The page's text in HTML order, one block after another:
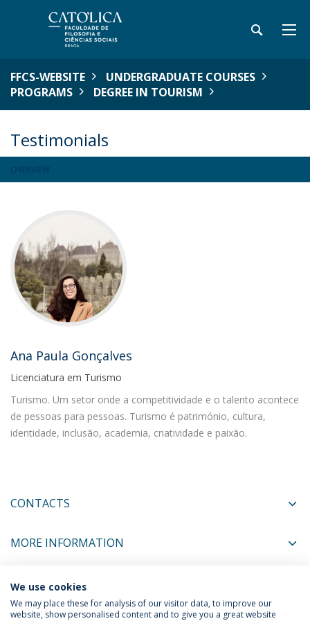
FFCS-WEBSITE
UNDERGRADUATE COURSES
PROGRAMS
DEGREE IN TOURISM
Testimonials
Ana Paula Gonçalves
Licenciatura em Turismo
Turismo. Um setor onde a competitividade e o talento acontece
de pessoas para pessoas. Turismo é património, cultura,
identidade, inclusão, academia, criatividade e paixão.
CONTACTS
MORE INFORMATION
COORDINATORS
We use cookies
We may place these for analysis of our visitor data, to improve our
website, show personalised content and to give you a great website